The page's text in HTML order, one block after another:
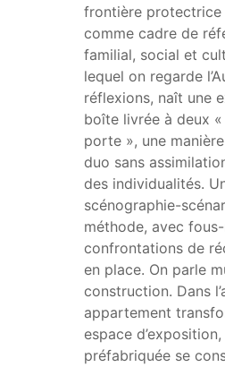
frontière
comme cadre de
familial, social et
lequel on regarde
réflexions, naît une
boîte livrée à deux
porte », une
duo sans
des individualités.
scénographie-
méthode, avec
confrontations de
en place. On parle
construction. Dans
appartement
espace
préfabriquée se